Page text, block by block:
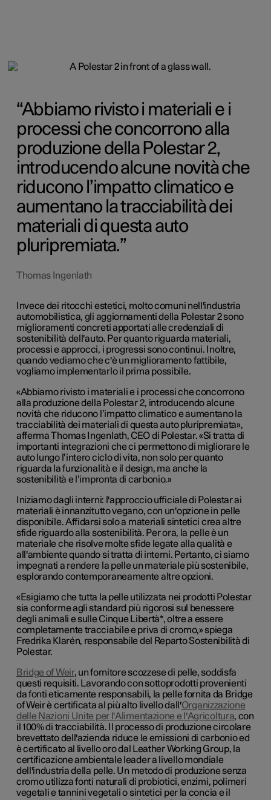
Abbiamo rivisto i materiali e i
processi che concorrono alla
produzione della Polestar 2,
introducendo alcune novità che
riducono l’impatto climatico e
aumentano la tracciabilità dei
materiali di questa auto
pluripremiata.
Thomas Ingenlath
Invece dei ritocchi estetici, molto comuni nell'industria
automobilistica, gli aggiornamenti della Polestar 2 sono
miglioramenti concreti apportati alle credenziali di
sostenibilità dell'auto. Per quanto riguarda materiali,
processi e approcci, i progressi sono continui. Inoltre,
quando vediamo che c'è un miglioramento fattibile,
vogliamo implementarlo il prima possibile.
«Abbiamo rivisto i materiali e i processi che concorrono
alla produzione della Polestar 2, introducendo alcune
novità che riducono l’impatto climatico e aumentano la
tracciabilità dei materiali di questa auto pluripremiata»,
afferma Thomas Ingenlath, CEO di Polestar. «Si tratta di
importanti integrazioni che ci permettono di migliorare le
auto lungo l’intero ciclo di vita, non solo per quanto
riguarda la funzionalità e il design, ma anche la
sostenibilità e l’impronta di carbonio.»
Iniziamo dagli interni: l'approccio ufficiale di Polestar ai
materiali è innanzitutto vegano, con un'opzione in pelle
disponibile. Affidarsi solo a materiali sintetici crea altre
sfide riguardo alla sostenibilità. Per ora, la pelle è un
materiale che risolve molte sfide legate alla qualità e
all'ambiente quando si tratta di interni. Pertanto, ci siamo
impegnati a rendere la pelle un materiale più sostenibile,
esplorando contemporaneamente altre opzioni.
«Esigiamo che tutta la pelle utilizzata nei prodotti Polestar
sia conforme agli standard più rigorosi sul benessere
degli animali e sulle Cinque Libertà*, oltre a essere
completamente tracciabile e priva di cromo,» spiega
Fredrika Klarén, responsabile del Reparto Sostenibilità di
Polestar.
Bridge of Weir, un fornitore scozzese di pelle, soddisfa
questi requisiti. Lavorando con sottoprodotti provenienti
da fonti eticamente responsabili, la pelle fornita da Bridge
of Weir è certificata al più alto livello dall'Organizzazione
delle Nazioni Unite per l'Alimentazione e l'Agricoltura, con
il 100% di tracciabilità. Il processo di produzione circolare
brevettato dell'azienda riduce le emissioni di carbonio ed
è certificato al livello oro dal Leather Working Group, la
certificazione ambientale leader a livello mondiale
dell'industria della pelle. Un metodo di produzione senza
cromo utilizza fonti naturali di probiotici, enzimi, polimeri
vegetali e tannini vegetali o sintetici per la concia e il